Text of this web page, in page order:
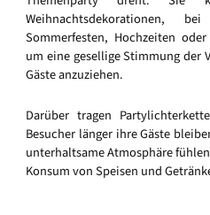
Weihnachtsdekorationen,
Sommerfesten, Hochzeiten
um eine gesellige Stimmung der
Gäste anzuziehen.
Darüber tragen
Besucher länger ihre Gäste
unterhaltsame Atmosphäre
Konsum von Speisen und